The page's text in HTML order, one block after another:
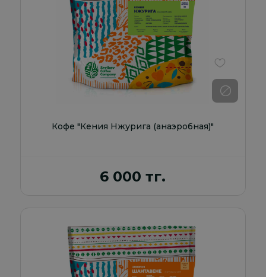
Кофе "Кения Нжурига (анаэробная)"
6 000 тг.
В